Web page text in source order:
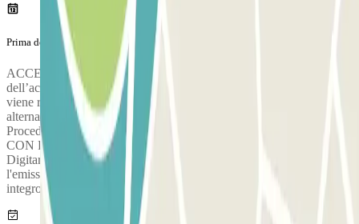
Prima del tuo viaggio
ACCESSO CON LETTURA TARGA Modalità di attivazione
dell’acquisto: - Raggiungere l'ingresso del parcheggio; - Se la targa
viene rilevata correttamente il biglietto uscirà automaticamente. In
alternativa digitare il pin e attendere l’emissione del biglietto.
Procedere verso uno stallo qualsiasi del parcheggio. ACCESSO
CON PIN (SOLO SE NON VIENE EMESSO IL BIGLIETTO) -
Digitare il PIN che riceverete via e-mail dal parcheggio e attendere
l'emissione automatica del biglietto; - Ritirare il biglietto e custodirlo
integro fino all'uscita.